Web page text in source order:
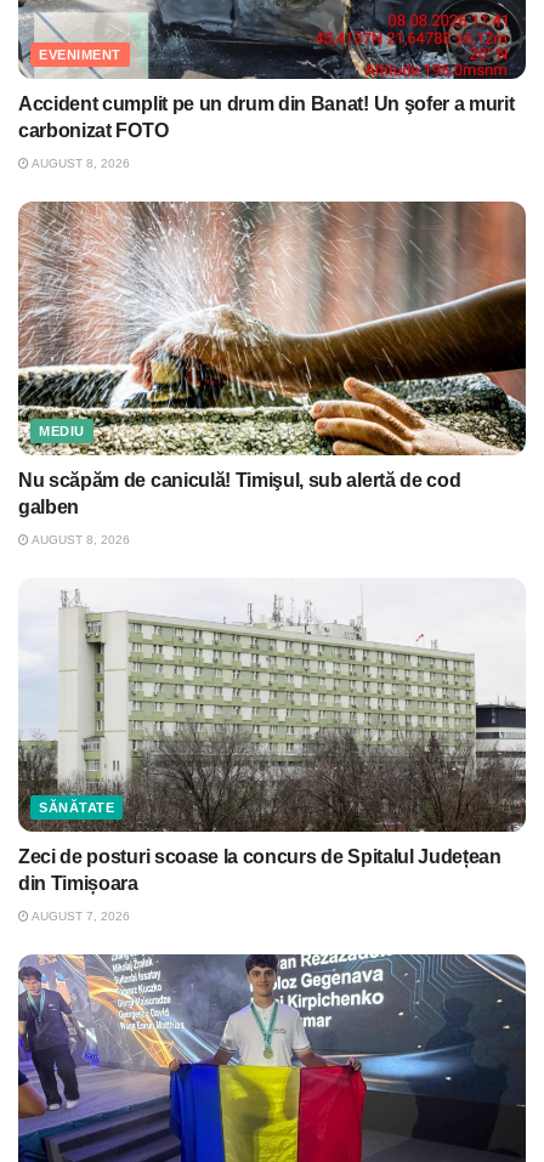
EVENIMENT
Accident cumplit pe un drum din Banat! Un şofer a murit
carbonizat FOTO
AUGUST 8, 2026
MEDIU
Nu scăpăm de caniculă! Timişul, sub alertă de cod
galben
AUGUST 8, 2026
SĂNĂTATE
Zeci de posturi scoase la concurs de Spitalul Județean
din Timișoara
AUGUST 7, 2026